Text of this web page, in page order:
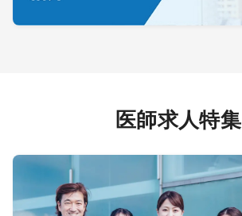
医師求人特集